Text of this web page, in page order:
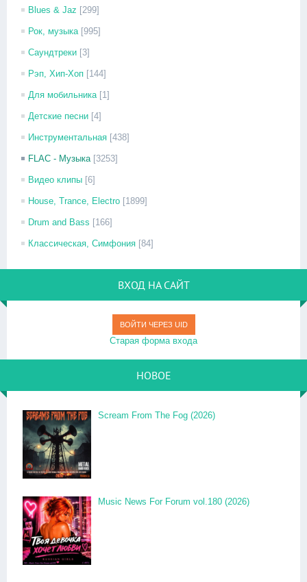
Blues & Jaz [299]
Рок, музыка [995]
Саундтреки [3]
Рэп, Хип-Хоп [144]
Для мобильника [1]
Детские песни [4]
Инструментальная [438]
FLAC - Музыка [3253]
Видео клипы [6]
House, Trance, Electro [1899]
Drum and Bass [166]
Классическая, Симфония [84]
ВХОД НА САЙТ
ВОЙТИ ЧЕРЕЗ UID
Старая форма входа
НОВОЕ
Scream From The Fog (2026)
Music News For Forum vol.180 (2026)